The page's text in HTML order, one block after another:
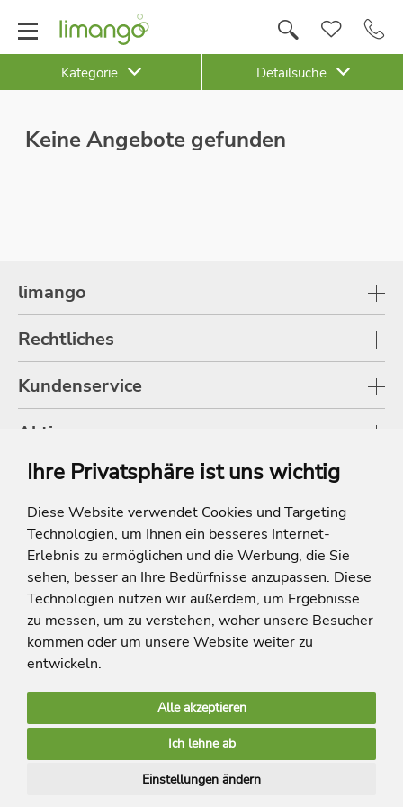
Ihre Privatsphäre ist uns wichtig
Diese Website verwendet Cookies und Targeting
Technologien, um Ihnen ein besseres Internet-
Erlebnis zu ermöglichen und die Werbung, die Sie
sehen, besser an Ihre Bedürfnisse anzupassen. Diese
Technologien nutzen wir außerdem, um Ergebnisse
zu messen, um zu verstehen, woher unsere Besucher
kommen oder um unsere Website weiter zu
entwickeln.
Alle akzeptieren
Ich lehne ab
Einstellungen ändern
Kategorie Detailsuche
Keine Angebote gefunden
limango
Rechtliches
Kundenservice
Aktionen
Shop
* Die Ersparnis bezieht sich auf die aktuellen Listenpreise der Hotels, bei
Paketangeboten auf die Summe der Preise der Einzelleistungen.
**Streichpreise beziehen sich auf die ursprünglichen Preise des Reiseveranstalters.
limango Apps